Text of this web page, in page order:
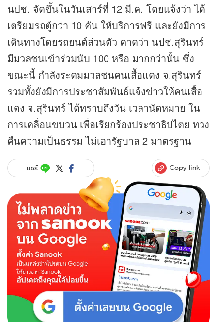
นปช. จัดขึ้นในวันเสาร์ที่ 12 มี.ค. โดยแจ้งว่า ได้
เตรียมรถตู้กว่า 10 คัน ให้บริการฟรี และยังมีการ
เดินทางโดยรถยนต์ส่วนตัว คาดว่า นปช.สุรินทร์
มีมวลชนเข้าร่วมนับ 100 หรือ มากกว่านั้น ซึ่ง
ขณะนี้ กำลังระดมมวลชนคนเสื้อแดง จ.สุรินทร์
รวมทั้งยังมีการประชาสัมพันธ์แจ้งข่าวให้คนเสื้อ
แดง จ.สุรินทร์ ได้ทราบถึงวัน เวลานัดหมาย ใน
การเคลื่อนขบวน เพื่อเรียกร้องประชาธิปไตย ทวง
คืนความเป็นธรรม ไม่เอารัฐบาล 2 มาตรฐาน
แชร์ Copy link